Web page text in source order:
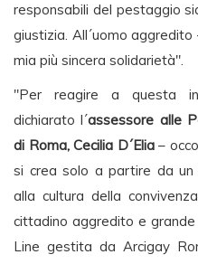
responsabili del pestaggio
giustizia. All´uomo
mia più sincera solidarietà".
"Per reagire a questa
dichiarato l´assessore alle
di Roma, Cecilia D´Elia–
si crea solo a partire da un
alla cultura della
cittadino aggredito e
Line gestita da Arcigay